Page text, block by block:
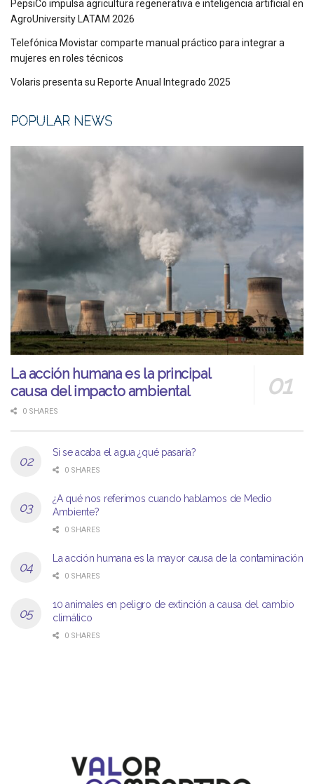
PepsiCo impulsa agricultura regenerativa e inteligencia artificial en
AgroUniversity LATAM 2026
Telefónica Movistar comparte manual práctico para integrar a
mujeres en roles técnicos
Volaris presenta su Reporte Anual Integrado 2025
POPULAR NEWS
La acción humana es la principal
causa del impacto ambiental
0 SHARES
Si se acaba el agua ¿qué pasaría?
0 SHARES
¿A qué nos referimos cuando hablamos de Medio
Ambiente?
0 SHARES
La acción humana es la mayor causa de la contaminación
0 SHARES
10 animales en peligro de extinción a causa del cambio
climático
0 SHARES